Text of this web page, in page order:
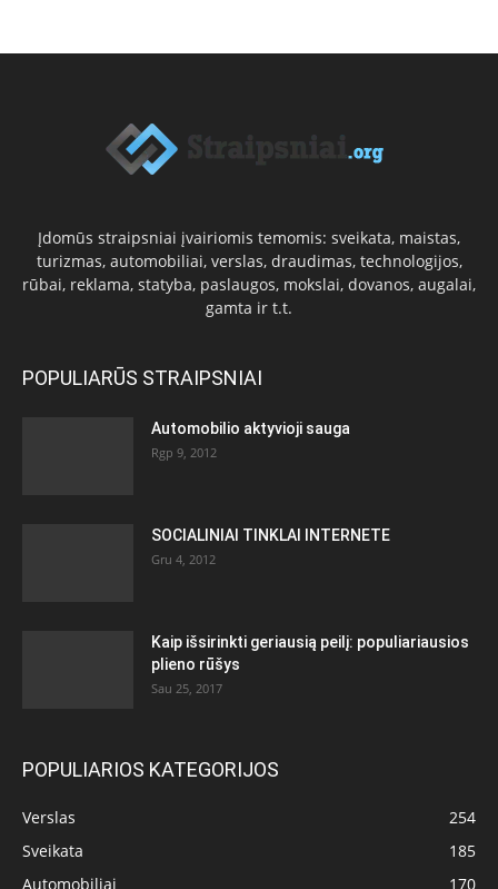
Įdomūs straipsniai įvairiomis temomis: sveikata, maistas,
turizmas, automobiliai, verslas, draudimas, technologijos,
rūbai, reklama, statyba, paslaugos, mokslai, dovanos, augalai,
gamta ir t.t.
POPULIARŪS STRAIPSNIAI
Automobilio aktyvioji sauga
Rgp 9, 2012
SOCIALINIAI TINKLAI INTERNETE
Gru 4, 2012
Kaip išsirinkti geriausią peilį: populiariausios
plieno rūšys
Sau 25, 2017
POPULIARIOS KATEGORIJOS
Verslas
254
Sveikata
185
Automobiliai
170